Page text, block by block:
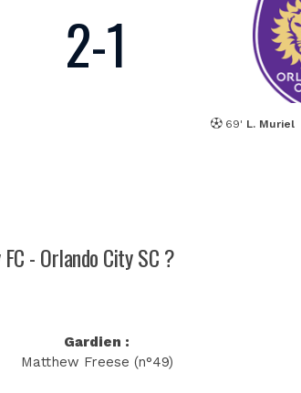
2-1
69' L. Muriel
- Orlando City SC ?
Gardien :
Matthew Freese (n°49)